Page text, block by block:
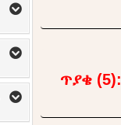
ጥያቄ (5):